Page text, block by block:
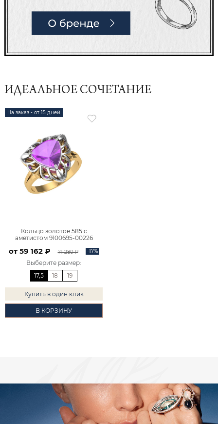
ИДЕАЛЬНОЕ СОЧЕТАНИЕ
На заказ - от 15 дней
Кольцо золотое 585 с
аметистом 9100695-00226
от 59 162 ₽ 71 280 ₽ -17%
Выберите размер:
17,5
18 19
Купить в один клик
В КОРЗИНУ